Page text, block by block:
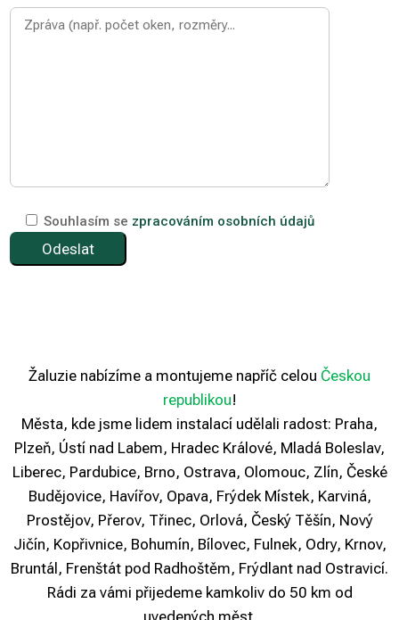
Souhlasím se zpracováním osobních údajů
Žaluzie nabízíme a montujeme napříč celou Českou
republikou!
Města, kde jsme lidem instalací udělali radost: Praha,
Plzeň, Ústí nad Labem, Hradec Králové, Mladá Boleslav,
Liberec, Pardubice, Brno, Ostrava, Olomouc, Zlín, České
Budějovice, Havířov, Opava, Frýdek Místek, Karviná,
Prostějov, Přerov, Třinec, Orlová, Český Těšín, Nový
Jičín, Kopřivnice, Bohumín, Bílovec, Fulnek, Odry, Krnov,
Bruntál, Frenštát pod Radhoštěm, Frýdlant nad Ostravicí.
Rádi za vámi přijedeme kamkoliv do 50 km od
uvedených měst.